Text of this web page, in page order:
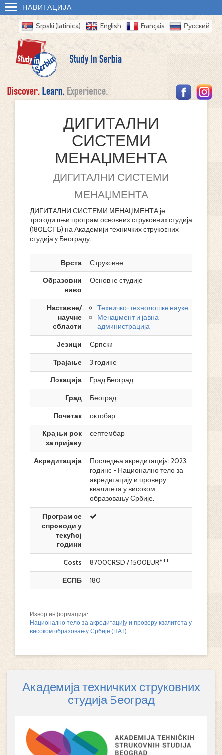
НАВИГАЦИЈА
Srpski (latinica) English Français Русский
ДИГИТАЛНИ
СИСТЕМИ
МЕНАЏМЕНТА
ДИГИТАЛНИ СИСТЕМИ
МЕНАЏМЕНТА
ДИГИТАЛНИ СИСТЕМИ МЕНАЏМЕНТА је
трогодишњи програм основних струковних студија
(180ЕСПБ) на Академији техничких струковних
студија у Београду.
Врста
Струковне
Образовни
ниво
Основне студије
Наставне/
научне
области
Техничко-технолошке науке
Менаџмент и јавна
администрација
Језици
Српски
Трајање
3 године
Локација
Град Београд
Град
Београд
Почетак
октобар
Крајњи рок
за пријаву
септембар
Акредитација
Последња акредитација: 2023.
године - Национално тело за
акредитацију и проверу
квалитета у високом
образовању Србије.
Програм се
спроводи у
текућој
години
Costs
87000RSD / 1500EUR***
ЕСПБ
180
Извор информација:
Национално тело за акредитацију и проверу квалитета у
високом образовању Србије (НАТ)
Академија техничких струковних
студија Београд